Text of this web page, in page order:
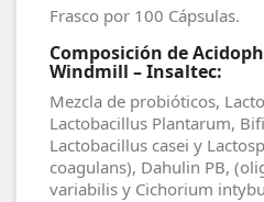
Frasco por 100 Cápsulas.
Composición de
Windmill – Insaltec:
Mezcla de probióticos,
Lactobacillus Plantarum,
Lactobacillus casei y
coagulans), Dahulin PB,
variabilis y Cichorium